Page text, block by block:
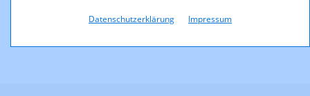
Datenschutzerklärung Impressum
Datenvisualisierung